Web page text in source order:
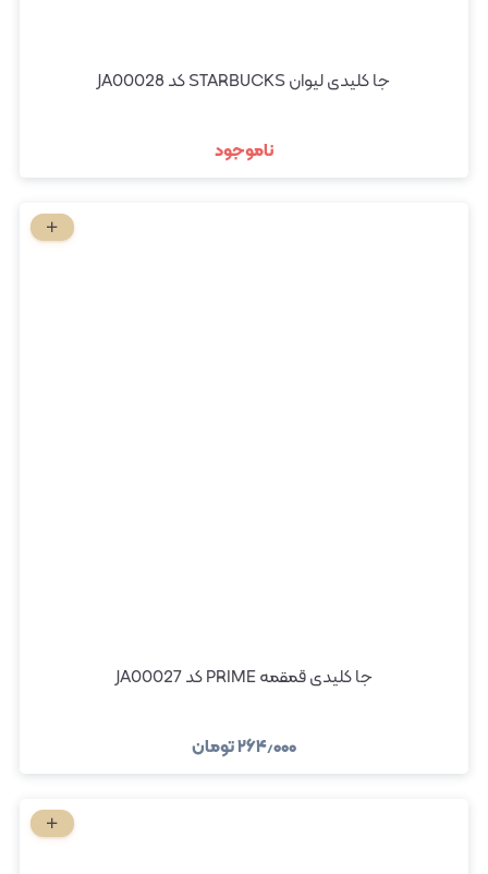
جا کلیدی لیوان STARBUCKS کد JA00028
ناموجود
جا کلیدی قمقمه PRIME کد JA00027
۲۶۴٫۰۰۰تومان